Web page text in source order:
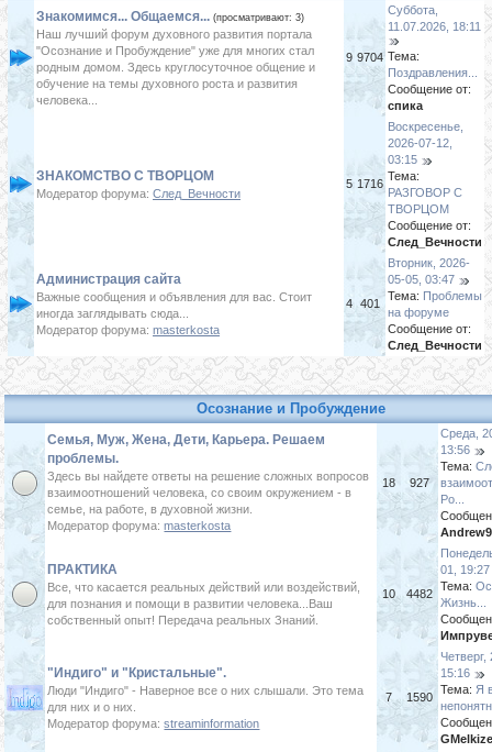
Знакомимся... Общаемся... (просматривают: 3)
Наш лучший форум духовного развития портала
"Осознание и Пробуждение" уже для многих стал
родным домом. Здесь круглосуточное общение и
обучение на темы духовного роста и развития
человека...
9 9704
Суббота,
11.07.2026, 18:11
Тема:
Поздравления...
Сообщение от:
спика
ЗНАКОМСТВО С ТВОРЦОМ
Модератор форума: След_Вечности
5 1716
Воскресенье,
2026-07-12,
03:15
Тема:
РАЗГОВОР С
ТВОРЦОМ
Сообщение от:
След_Вечности
Администрация сайта
Важные сообщения и объявления для вас. Стоит
иногда заглядывать сюда...
Модератор форума: masterkosta
4 401
Вторник, 2026-
05-05, 03:47
Тема: Проблемы
на форуме
Сообщение от:
След_Вечности
Осознание и Пробуждение
Семья, Муж, Жена, Дети, Карьера. Решаем
проблемы.
Здесь вы найдете ответы на решение сложных вопросов
взаимоотношений человека, со своим окружением - в
семье, на работе, в духовной жизни.
Модератор форума:masterkosta
18 927
Среда,
13:56
Тема:
Ро...
ПРАКТИКА
Все, что касается реальных действий или воздействий,
для познания и помощи в развитии человека...Ваш
собственный опыт! Передача реальных Знаний.
10 4482
01, 19:27
Тема:
Жизнь...
"Индиго" и "Кристальные".
Люди "Индиго" - Наверное все о них слышали. Это тема
для них и о них.
Модератор форума:streaminformation
7 1590
15:16
Тема: Я